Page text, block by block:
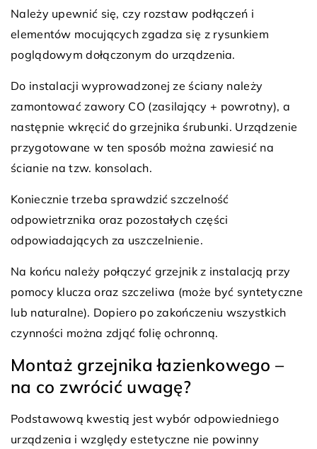
Należy upewnić się, czy rozstaw podłączeń i
elementów mocujących zgadza się z rysunkiem
poglądowym dołączonym do urządzenia.
Do instalacji wyprowadzonej ze ściany należy
zamontować zawory CO (zasilający + powrotny), a
następnie wkręcić do grzejnika śrubunki. Urządzenie
przygotowane w ten sposób można zawiesić na
ścianie na tzw. konsolach.
Koniecznie trzeba sprawdzić szczelność
odpowietrznika oraz pozostałych części
odpowiadających za uszczelnienie.
Na końcu należy połączyć grzejnik z instalacją przy
pomocy klucza oraz szczeliwa (może być syntetyczne
lub naturalne). Dopiero po zakończeniu wszystkich
czynności można zdjąć folię ochronną.
Montaż grzejnika łazienkowego –
na co zwrócić uwagę?
Podstawową kwestią jest wybór odpowiedniego
urządzenia i względy estetyczne nie powinny